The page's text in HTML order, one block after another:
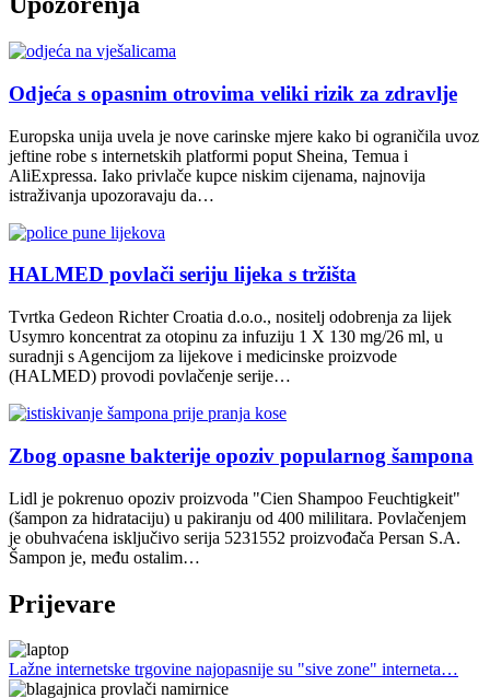
Odjeća s opasnim otrovima veliki rizik za zdravlje
Europska unija uvela je nove carinske mjere kako bi ograničila uvoz
jeftine robe s internetskih platformi poput Sheina, Temua i
AliExpressa. Iako privlače kupce niskim cijenama, najnovija
istraživanja upozoravaju da…
HALMED povlači seriju lijeka s tržišta
Tvrtka Gedeon Richter Croatia d.o.o., nositelj odobrenja za lijek
Usymro koncentrat za otopinu za infuziju 1 X 130 mg/26 ml, u
suradnji s Agencijom za lijekove i medicinske proizvode
(HALMED) provodi povlačenje serije…
Zbog opasne bakterije opoziv popularnog šampona
Lidl je pokrenuo opoziv proizvoda "Cien Shampoo Feuchtigkeit"
(šampon za hidrataciju) u pakiranju od 400 mililitara. Povlačenjem
je obuhvaćena isključivo serija 5231552 proizvođača Persan S.A.
Šampon je, među ostalim…
Prijevare
Lažne internetske trgovine najopasnije su "sive zone" interneta…